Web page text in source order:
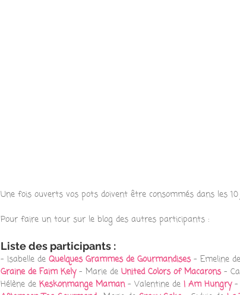
Une fois ouverts vos pots doivent être consommés dans les
Pour faire un tour sur le blog des autres participants :
Liste des participants :
- Isabelle de Quelques Grammes de Gourmandises - Emeline
Graine de Faim Kely - Marie de United Colors of Macarons -
Hélène de Keskonmange Maman - Valentine de I Am Hungry -